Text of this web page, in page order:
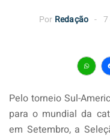
Por Redação
Pelo torneio Sul-
para o mundial da
em Setembro, a